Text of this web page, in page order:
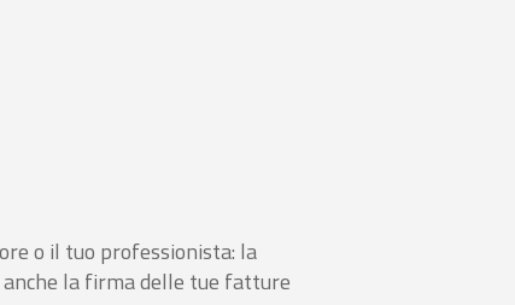
o il tuo professionista: la
la firma delle tue fatture